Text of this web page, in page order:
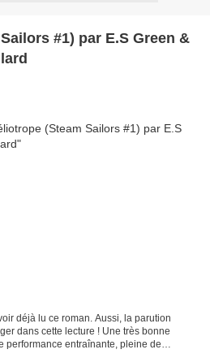
#1) par E.S Green &
déjà lu ce roman. Aussi, la parution
dans cette lecture ! Une très bonne
performance entraînante, pleine de